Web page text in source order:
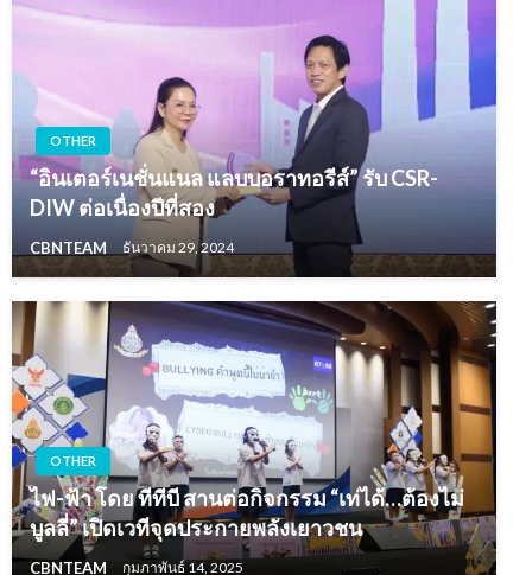
OTHER
“อินเตอร์เนชั่นแนล แลบบอราทอรีส์” รับ CSR-
DIW ต่อเนื่องปีที่สอง
CBNTEAM ธันวาคม 29, 2024
OTHER
ไฟ-ฟ้า โดย ทีทีบี สานต่อกิจกรรม “เท่ได้…ต้องไม่
บูลลี่” เปิดเวทีจุดประกายพลังเยาวชน
CBNTEAM กุมภาพันธ์ 14, 2025